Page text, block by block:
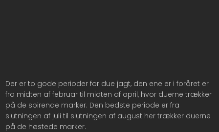
Der er to gode perioder for due jagt, den ene er i foråret er
fra midten af februar til midten af april, hvor duerne trækker
på de spirende marker. Den bedste periode er fra
slutningen af juli til slutningen af august her trækker duerne
på de høstede marker.